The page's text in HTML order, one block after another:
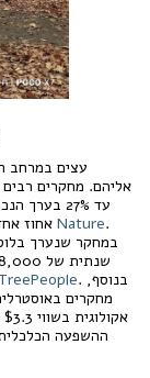
עצים במרחב
אליהם. מחקרים
Nature.
במחקר שנערך
TreePeople. בנוסף,
מחקרים